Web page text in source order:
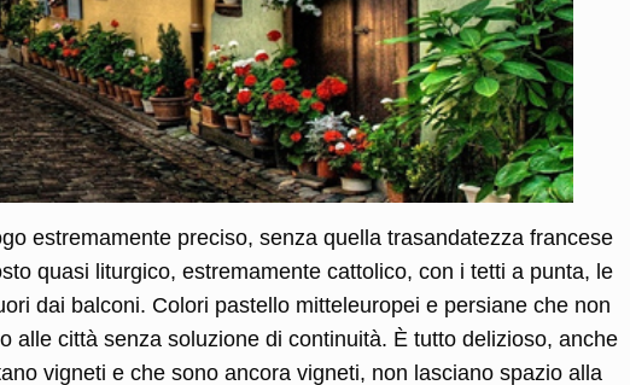
estremamente preciso, senza quella trasandatezza francese
quasi liturgico, estremamente cattolico, con i tetti a punta, le
dai balconi. Colori pastello mitteleuropei e persiane che non
alle città senza soluzione di continuità. È tutto delizioso, anche
vigneti e che sono ancora vigneti, non lasciano spazio alla